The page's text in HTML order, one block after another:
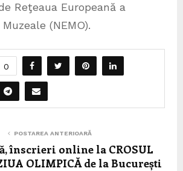
Reţeaua Europeană a
(NEMO).
0
POSTAREA ANTERIOARĂ
înscrieri online la CROSUL
OLIMPICĂ de la București